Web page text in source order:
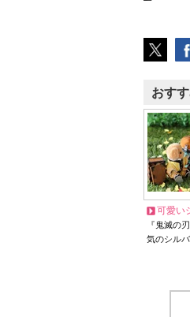
おす
可愛い
『鬼滅の
気のシル